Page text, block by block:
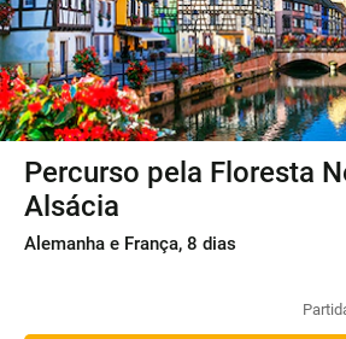
Percurso pela Floresta
Alsácia
Alemanha e França, 8 dias